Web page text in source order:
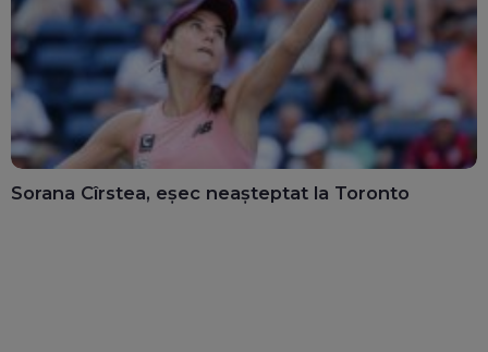
Sorana Cîrstea, eșec neașteptat la Toronto